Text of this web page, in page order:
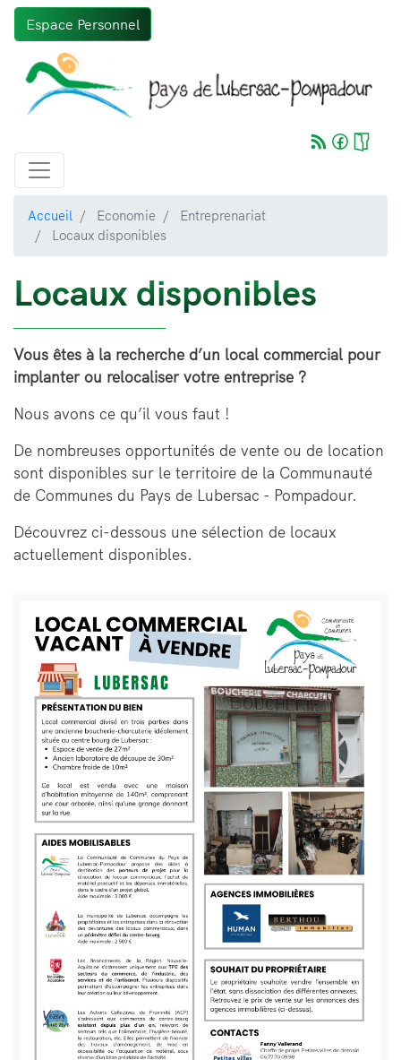
principal
Espace Personnel
Accueil Economie
Entreprenariat
Locaux disponibles
Locaux disponibles
Vous êtes à la recherche d’un local commercial pour
implanter ou relocaliser votre entreprise ?
Nous avons ce qu’il vous faut !
De nombreuses opportunités de vente ou de location
sont disponibles sur le territoire de la Communauté
de Communes du Pays de Lubersac - Pompadour.
Découvrez ci-dessous une sélection de locaux
actuellement disponibles.
Bloc
de
texte
Image